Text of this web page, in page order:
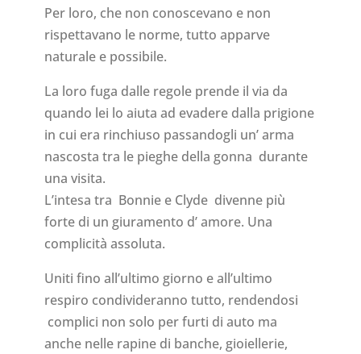
Per loro, che non conoscevano e non
rispettavano le norme, tutto apparve
naturale e possibile.
La loro fuga dalle regole prende il via da
quando lei lo aiuta ad evadere dalla prigione
in cui era rinchiuso passandogli un’ arma
nascosta tra le pieghe della gonna durante
una visita.
L’intesa tra Bonnie e Clyde divenne più
forte di un giuramento d’ amore. Una
complicità assoluta.
Uniti fino all’ultimo giorno e all’ultimo
respiro condivideranno tutto, rendendosi
complici non solo per furti di auto ma
anche nelle rapine di banche, gioiellerie,